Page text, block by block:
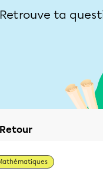
Retrouve ta
Retour